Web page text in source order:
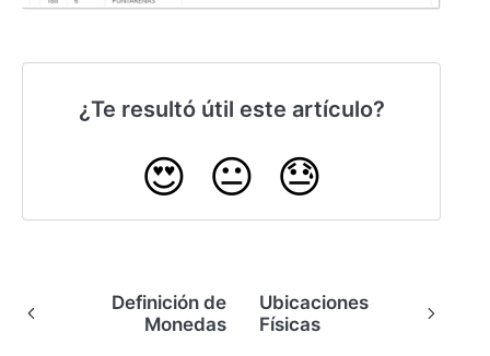
¿Te resultó útil este artículo?
😍 😐 😓
Definición de
Monedas
Ubicaciones
Físicas